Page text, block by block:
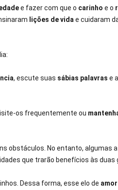
e fazer com que o carinho e o
lições de vida e cuidaram
, escute suas sábias palavras e
os frequentemente ou
obstáculos. No entanto, algumas
que trarão benefícios às duas
Dessa forma, esse elo de